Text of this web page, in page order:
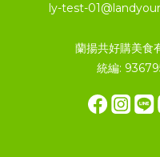
ly-test-
蘭揚共好購美食
統編: